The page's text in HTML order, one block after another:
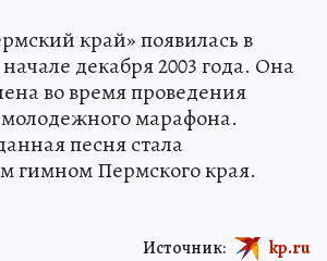
край» появилась в
декабря 2003 года. Она
во время проведения
марафона.
песня стала
гимном Пермского края.
Источник: kp.ru